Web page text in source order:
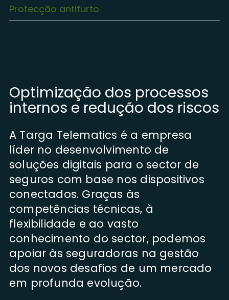
Protecção antifurto
Optimização dos processos
internos e redução dos riscos
A Targa Telematics é a empresa
líder no desenvolvimento de
soluções digitais para o sector de
seguros com base nos dispositivos
conectados. Graças às
competências técnicas, à
flexibilidade e ao vasto
conhecimento do sector, podemos
apoiar às seguradoras na gestão
dos novos desafios de um mercado
em profunda evolução.